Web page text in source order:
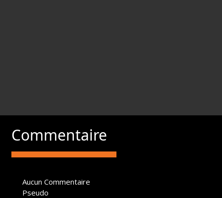
Commentaire
Aucun Commentaire
Pseudo